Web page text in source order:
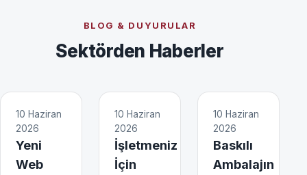
BLOG & DUYURULAR
Sektörden Haberler
10 Haziran
2026
Yeni
Web
10 Haziran
2026
İşletmeniz
İçin
10 Haziran
2026
Baskılı
Ambalajın